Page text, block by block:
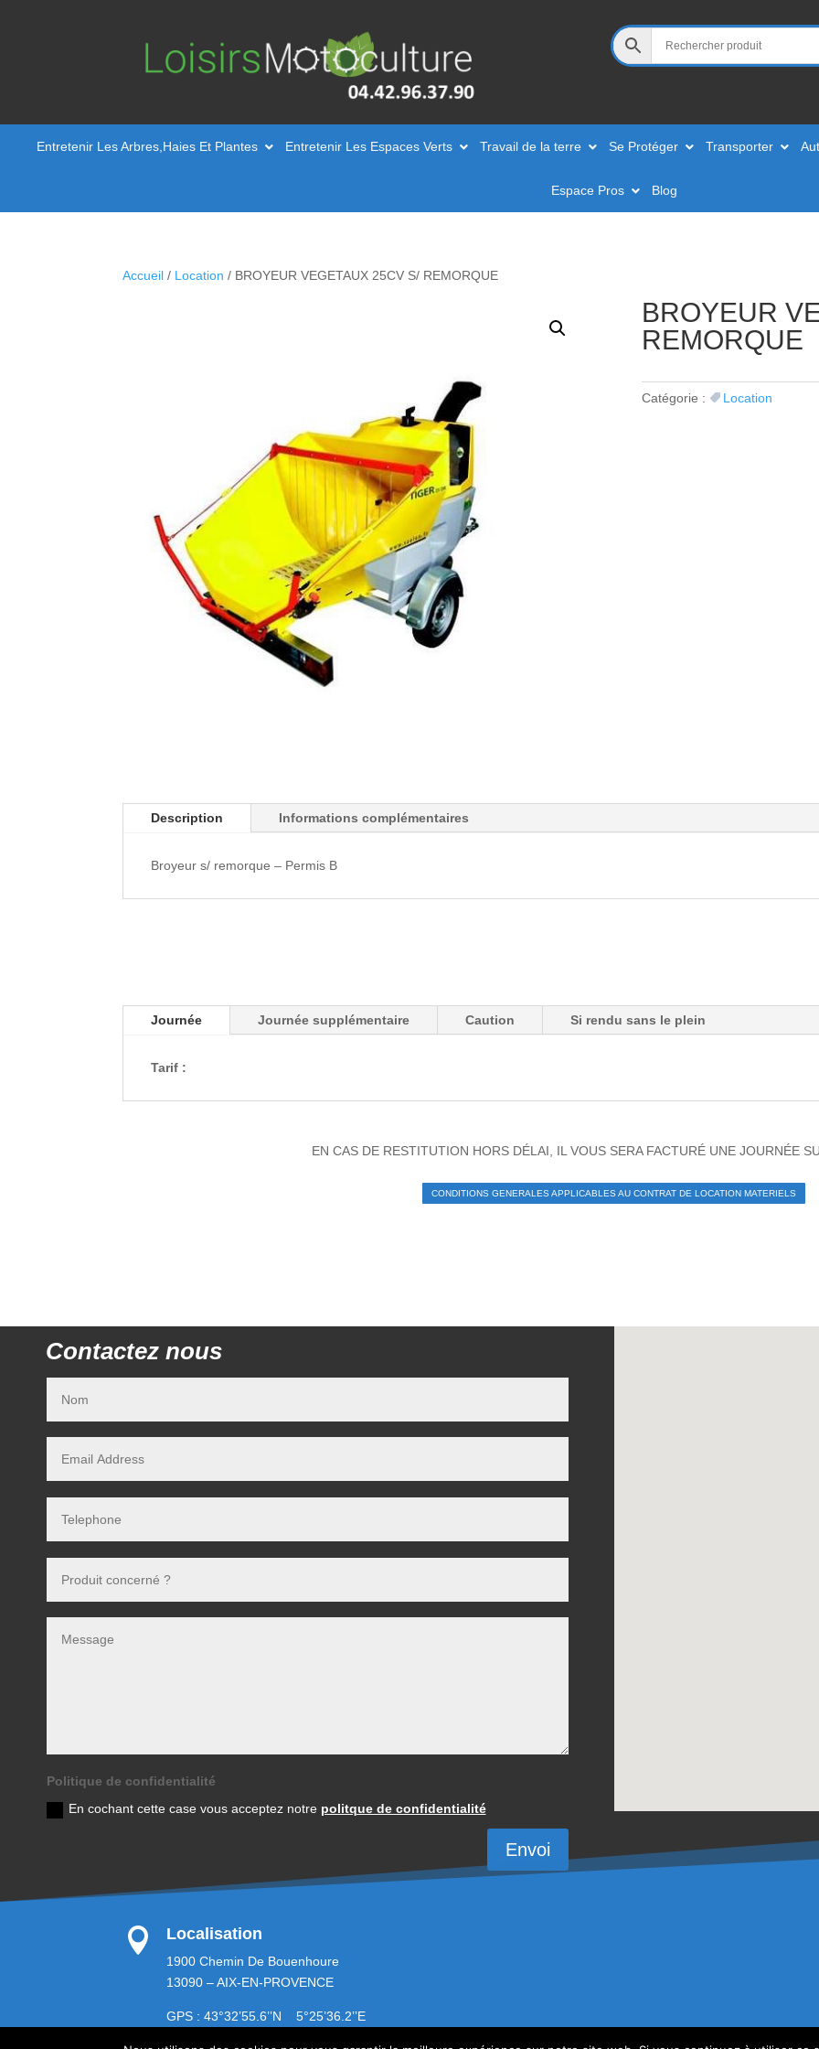
Entretenir Les Arbres,Haies Et Plantes Entretenir Les Espaces Verts Travail de la terre Se Protéger Transporter
Espace Pros Blog
Accueil / Location / BROYEUR VEGETAUX 25CV S/ REMORQUE
BROYEUR
REMORQUE
Catégorie : Location
Description Informations complémentaires
Broyeur s/ remorque – Permis B
Journée Journée supplémentaire Caution Si rendu sans le plein
Tarif :
EN CAS DE RESTITUTION HORS DÉLAI, IL VOUS SERA FACTURÉ UNE JOURNÉE
CONDITIONS GENERALES APPLICABLES AU CONTRAT DE LOCATION MATERIELS
Contactez nous
Politique de confidentialité
En cochant cette case vous acceptez notre politque de confidentialité
Envoi
 Localisation
1900 Chemin De Bouenhoure
13090 – AIX-EN-PROVENCE
GPS : 43°32’55.6’’N 5°25’36.2’’E